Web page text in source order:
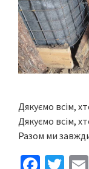
Дякуємо всім,
Дякуємо всім,
Разом ми